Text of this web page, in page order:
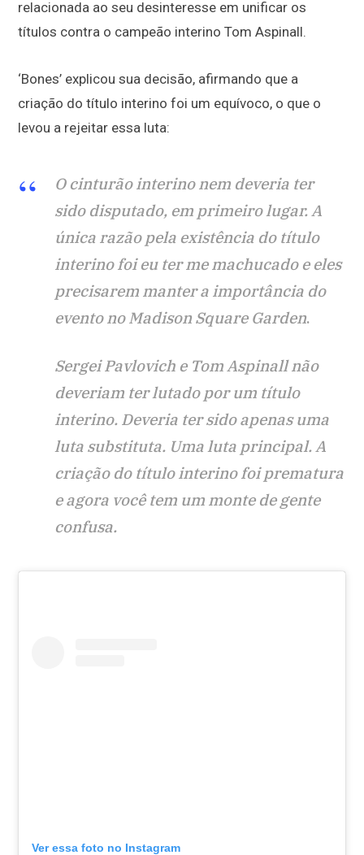
relacionada ao seu desinteresse em unificar os
títulos contra o campeão interino Tom Aspinall.
‘Bones’ explicou sua decisão, afirmando que a
criação do título interino foi um equívoco, o que o
levou a rejeitar essa luta:
O cinturão interino nem deveria ter
sido disputado, em primeiro lugar. A
única razão pela existência do título
interino foi eu ter me machucado e eles
precisarem manter a importância do
evento no Madison Square Garden.
Sergei Pavlovich e Tom Aspinall não
deveriam ter lutado por um título
interino. Deveria ter sido apenas uma
luta substituta. Uma luta principal. A
criação do título interino foi prematura
e agora você tem um monte de gente
confusa.
Ver essa foto no Instagram